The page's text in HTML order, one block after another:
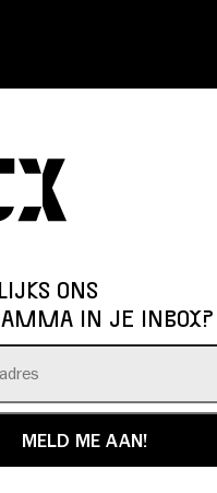
ONS
IN JE INBOX?